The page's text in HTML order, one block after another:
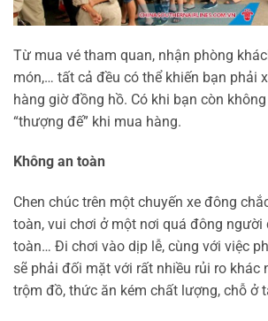
Từ mua vé tham quan, nhận phòng
món,… tất cả đều có thể khiến bạn phải
hàng giờ đồng hồ. Có khi bạn còn
“thượng đế” khi mua hàng.
Không an toàn
Chen chúc trên một chuyến xe đông
toàn, vui chơi ở một nơi quá đông người
toàn… Đi chơi vào dịp lễ, cùng với việc
sẽ phải đối mặt với rất nhiều rủi ro khác
trộm đồ, thức ăn kém chất lượng, chỗ ở